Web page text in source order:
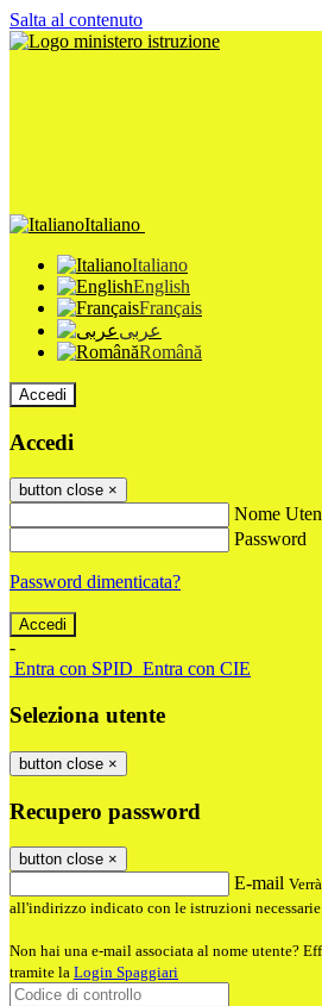
Salta al contenuto
Italiano
Italiano
English
Français
عربى
Română
Accedi
Accedi
button close ×
Nome
Password
Password dimenticata?
-
Entra con SPID Entra con CIE
Seleziona utente
button close ×
Recupero password
button close ×
E-mail
all'indirizzo indicato con le istruzioni
Non hai una e-mail associata al nome utente?
tramite la Login Spaggiari